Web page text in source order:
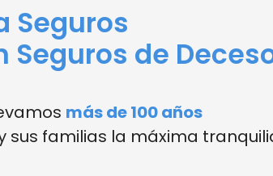
Seguros
de
más de 100 años
familias la máxima